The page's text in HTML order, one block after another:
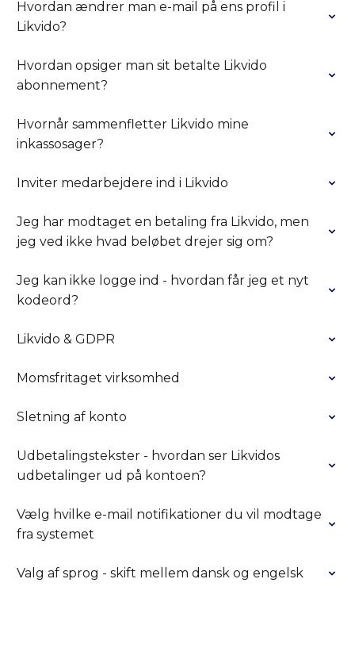
Hvordan ændrer man e-mail på ens profil i
Likvido?
Hvordan opsiger man sit betalte Likvido
abonnement?
Hvornår sammenfletter Likvido mine
inkassosager?
Inviter medarbejdere ind i Likvido
Jeg har modtaget en betaling fra Likvido, men
jeg ved ikke hvad beløbet drejer sig om?
Jeg kan ikke logge ind - hvordan får jeg et nyt
kodeord?
Likvido & GDPR
Momsfritaget virksomhed
Sletning af konto
Udbetalingstekster - hvordan ser Likvidos
udbetalinger ud på kontoen?
Vælg hvilke e-mail notifikationer du vil modtage
fra systemet
Valg af sprog - skift mellem dansk og engelsk